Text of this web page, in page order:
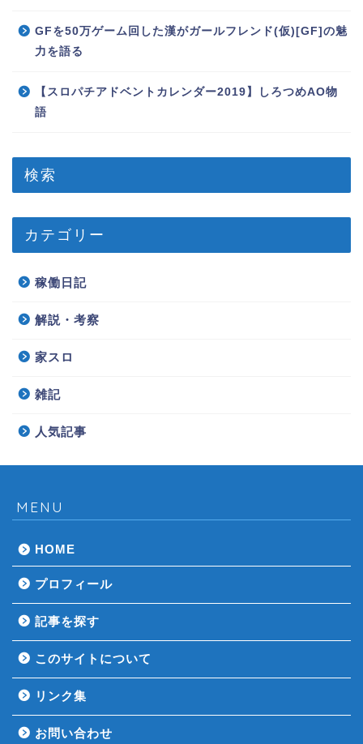
GFを50万ゲーム回した漢がガールフレンド(仮)[GF]の魅
力を語る
【スロパチアドベントカレンダー2019】しろつめAO物
語
検索
カテゴリー
稼働日記
解説・考察
家スロ
雑記
人気記事
MENU
HOME
プロフィール
記事を探す
このサイトについて
リンク集
お問い合わせ